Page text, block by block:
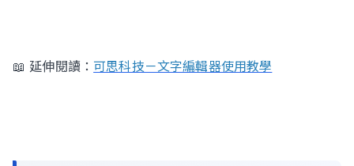
📖 延伸閱讀： 可思科技－文字編輯器使用教學